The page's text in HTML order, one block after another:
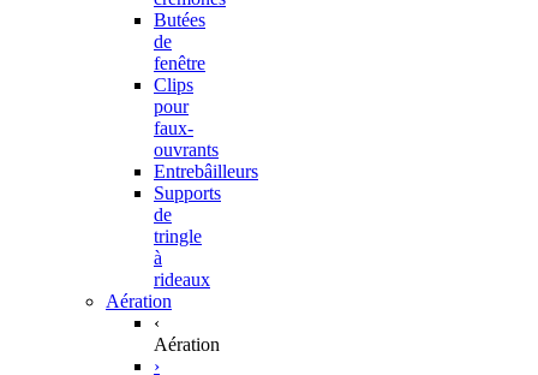
Butées
de
fenêtre
Clips
pour
faux-
ouvrants
Entrebâilleurs
Supports
de
tringle
à
rideaux
Aération
‹
Aération
›